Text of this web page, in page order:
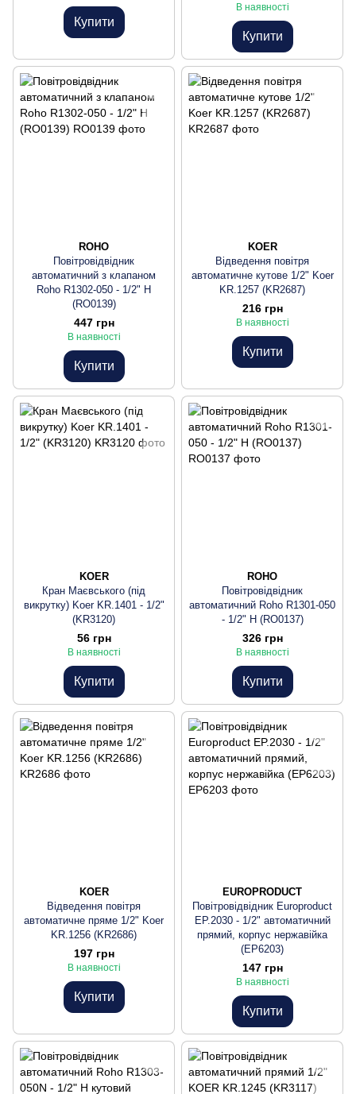
Купити
В наявності
Купити
ROHO
Повітровідвідник
автоматичний з клапаном
Roho R1302-050 - 1/2" Н
(RO0139)
447 грн
В наявності
Купити
KOER
Відведення повітря
автоматичне кутове 1/2" Koer
KR.1257 (KR2687)
216 грн
В наявності
Купити
KOER
Кран Маєвського (під
викрутку) Koer KR.1401 - 1/2"
(KR3120)
56 грн
В наявності
Купити
ROHO
Повітровідвідник
автоматичний Roho R1301-050
- 1/2" Н (RO0137)
326 грн
В наявності
Купити
KOER
Відведення повітря
автоматичне пряме 1/2" Koer
KR.1256 (KR2686)
197 грн
В наявності
Купити
EUROPRODUCT
Повітровідвідник Europroduct
EP.2030 - 1/2" автоматичний
прямий, корпус нержавійка
(EP6203)
147 грн
В наявності
Купити